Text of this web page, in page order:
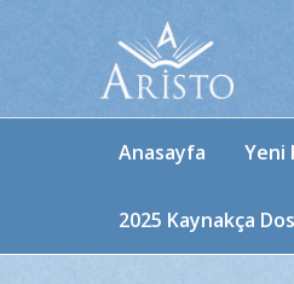
Anasayfa Yeni
2025 Kaynakça